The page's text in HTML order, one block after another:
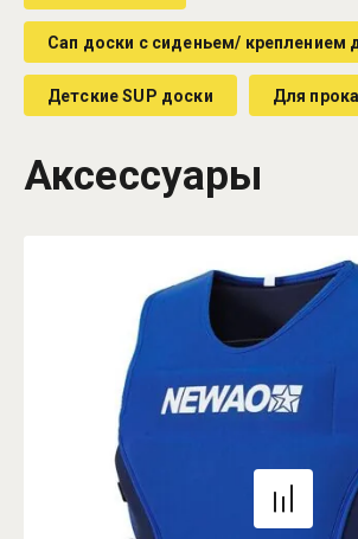
Сап доски с сиденьем/ креплением
Детские SUP доски Для
Аксессуары